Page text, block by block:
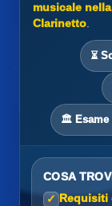
musicale
Clarinetto
⏳
🏛️ Esame
COSA
✓ Requisiti